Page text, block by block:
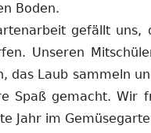
Boden.
gefällt uns,
Unseren
das Laub sammeln
Spaß gemacht. Wir
Jahr im